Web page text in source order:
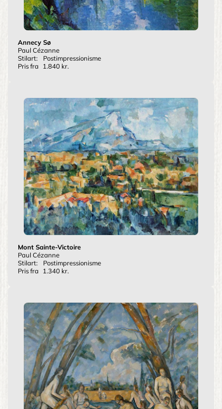
Annecy Sø
Paul Cézanne
Stilart:
Postimpressionisme
Pris fra
1.840 kr.
Mont Sainte-Victoire
Paul Cézanne
Stilart:
Postimpressionisme
Pris fra
1.340 kr.